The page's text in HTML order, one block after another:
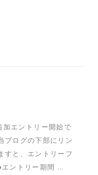
加エントリー開始で
ブログの下部にリン
すと、エントリーフ
エントリー期間 …